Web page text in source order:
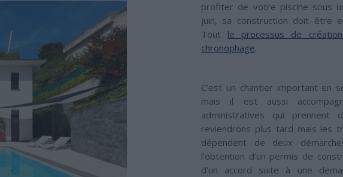
profiter de votre piscine sous
juin, sa construction doit être
Tout le processus de
chronophage.
C’est un chantier important en
mais il est aussi
administratives qui prennent
reviendrons plus tard mais les
dépendent de deux
l’obtention d’un permis de
d’un accord suite à une